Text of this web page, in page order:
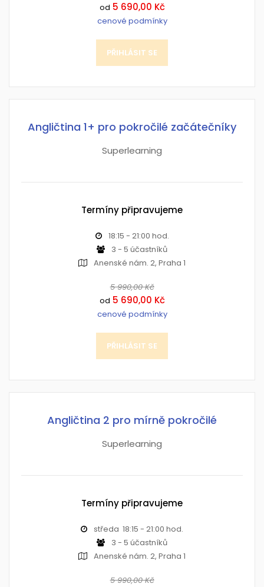
od 5 690,00 Kč
cenové podmínky
PŘIHLÁSIT SE
Angličtina 1+ pro pokročilé začátečníky
Superlearning
Termíny připravujeme
18:15 - 21:00 hod.
3 - 5 účastníků
Anenské nám. 2, Praha 1
5 990,00 Kč
od 5 690,00 Kč
cenové podmínky
PŘIHLÁSIT SE
Angličtina 2 pro mírně pokročilé
Superlearning
Termíny připravujeme
středa 18:15 - 21:00 hod.
3 - 5 účastníků
Anenské nám. 2, Praha 1
5 990,00 Kč